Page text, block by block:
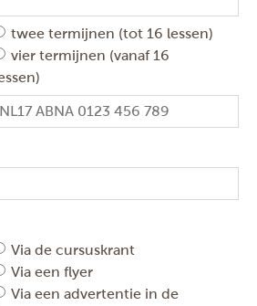
twee termijnen (tot 16 lessen)
vier termijnen (vanaf 16
Via de cursuskrant
Via een flyer
Via een advertentie in de